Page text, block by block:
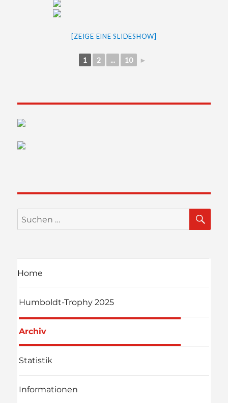
[ZEIGE EINE SLIDESHOW]
1 2 ... 10 ►
Suchen
nach:
Home
Humboldt-Trophy 2025
Archiv
Statistik
Informationen